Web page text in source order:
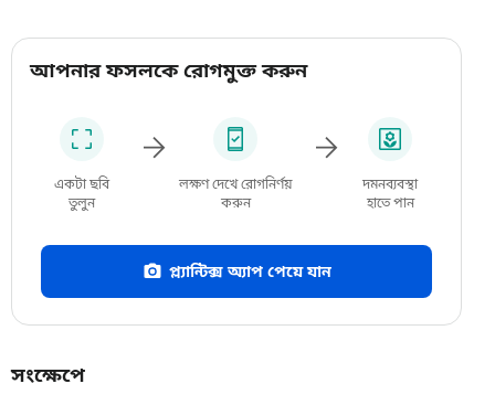
আপনার ফসলকে রোগমুক্ত করুন
একটা ছবি
তুলুন
লক্ষণ দেখে রোগনির্ণয়
করুন
দমনব্যবস্থা
হাতে পান
প্ল্যান্টিক্স অ্যাপ পেয়ে যান
সংক্ষেপে